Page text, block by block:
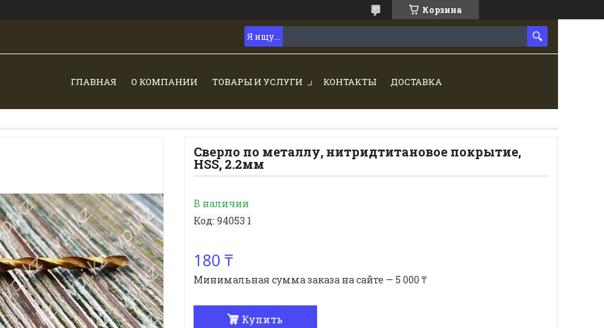
Корзина
ГЛАВНАЯ О КОМПАНИИ ТОВАРЫ И УСЛУГИ КОНТАКТЫ ДОСТАВКА
Сверло по металлу, нитридтитановое покрытие,
HSS, 2.2мм
В наличии
Код: 94053 1
180 ₸
Минимальная сумма заказа на сайте — 5 000 ₸
Купить